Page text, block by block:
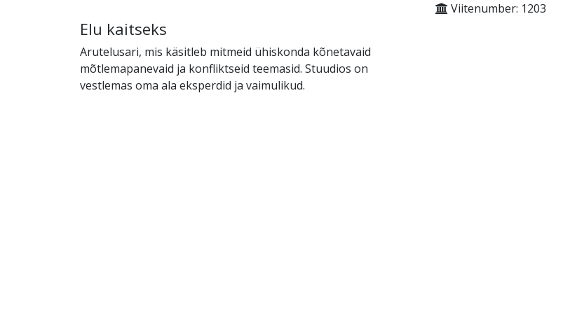
Elu kaitseks
Arutelusari, mis käsitleb mitmeid ühiskonda kõnetavaid
mõtlemapanevaid ja konfliktseid teemasid. Stuudios on
vestlemas oma ala eksperdid ja vaimulikud.
Viitenumber: 1203